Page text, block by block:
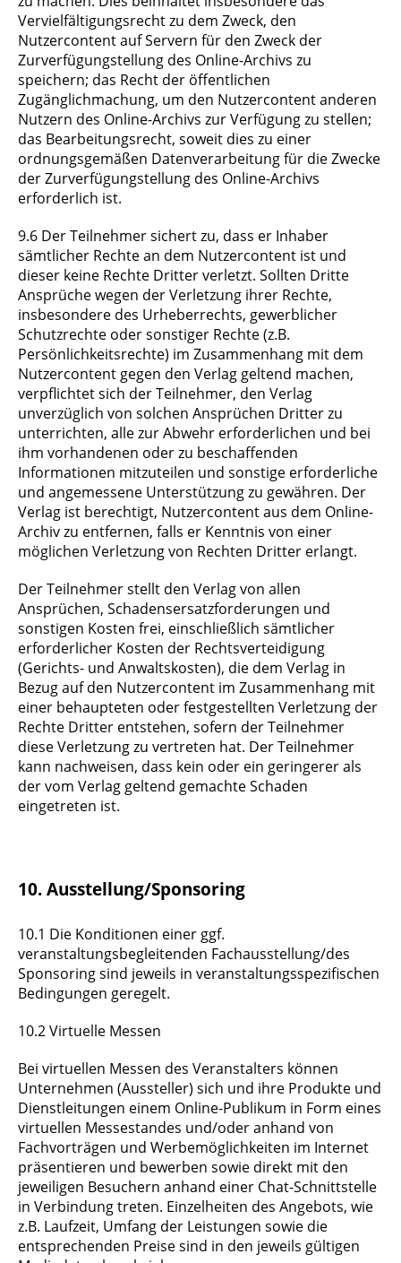
Vervielfältigungsrecht zu dem Zweck, den
Nutzercontent auf Servern für den Zweck der
Zurverfügungstellung des Online-Archivs zu
speichern; das Recht der öffentlichen
Zugänglichmachung, um den Nutzercontent anderen
Nutzern des Online-Archivs zur Verfügung zu stellen;
das Bearbeitungsrecht, soweit dies zu einer
ordnungsgemäßen Datenverarbeitung für die Zwecke
der Zurverfügungstellung des Online-Archivs
erforderlich ist.
9.6 Der Teilnehmer sichert zu, dass er Inhaber
sämtlicher Rechte an dem Nutzercontent ist und
dieser keine Rechte Dritter verletzt. Sollten Dritte
Ansprüche wegen der Verletzung ihrer Rechte,
insbesondere des Urheberrechts, gewerblicher
Schutzrechte oder sonstiger Rechte (z.B.
Persönlichkeitsrechte) im Zusammenhang mit dem
Nutzercontent gegen den Verlag geltend machen,
verpflichtet sich der Teilnehmer, den Verlag
unverzüglich von solchen Ansprüchen Dritter zu
unterrichten, alle zur Abwehr erforderlichen und bei
ihm vorhandenen oder zu beschaffenden
Informationen mitzuteilen und sonstige erforderliche
und angemessene Unterstützung zu gewähren. Der
Verlag ist berechtigt, Nutzercontent aus dem Online-
Archiv zu entfernen, falls er Kenntnis von einer
möglichen Verletzung von Rechten Dritter erlangt.
Der Teilnehmer stellt den Verlag von allen
Ansprüchen, Schadensersatzforderungen und
sonstigen Kosten frei, einschließlich sämtlicher
erforderlicher Kosten der Rechtsverteidigung
(Gerichts- und Anwaltskosten), die dem Verlag in
Bezug auf den Nutzercontent im Zusammenhang mit
einer behaupteten oder festgestellten Verletzung der
Rechte Dritter entstehen, sofern der Teilnehmer
diese Verletzung zu vertreten hat. Der Teilnehmer
kann nachweisen, dass kein oder ein geringerer als
der vom Verlag geltend gemachte Schaden
eingetreten ist.
10. Ausstellung/Sponsoring
10.1 Die Konditionen einer ggf.
veranstaltungsbegleitenden Fachausstellung/des
Sponsoring sind jeweils in veranstaltungsspezifischen
Bedingungen geregelt.
10.2 Virtuelle Messen
Bei virtuellen Messen des Veranstalters können
Unternehmen (Aussteller) sich und ihre Produkte und
Dienstleitungen einem Online-Publikum in Form eines
virtuellen Messestandes und/oder anhand von
Fachvorträgen und Werbemöglichkeiten im Internet
präsentieren und bewerben sowie direkt mit den
jeweiligen Besuchern anhand einer Chat-Schnittstelle
in Verbindung treten. Einzelheiten des Angebots, wie
z.B. Laufzeit, Umfang der Leistungen sowie die
entsprechenden Preise sind in den jeweils gültigen